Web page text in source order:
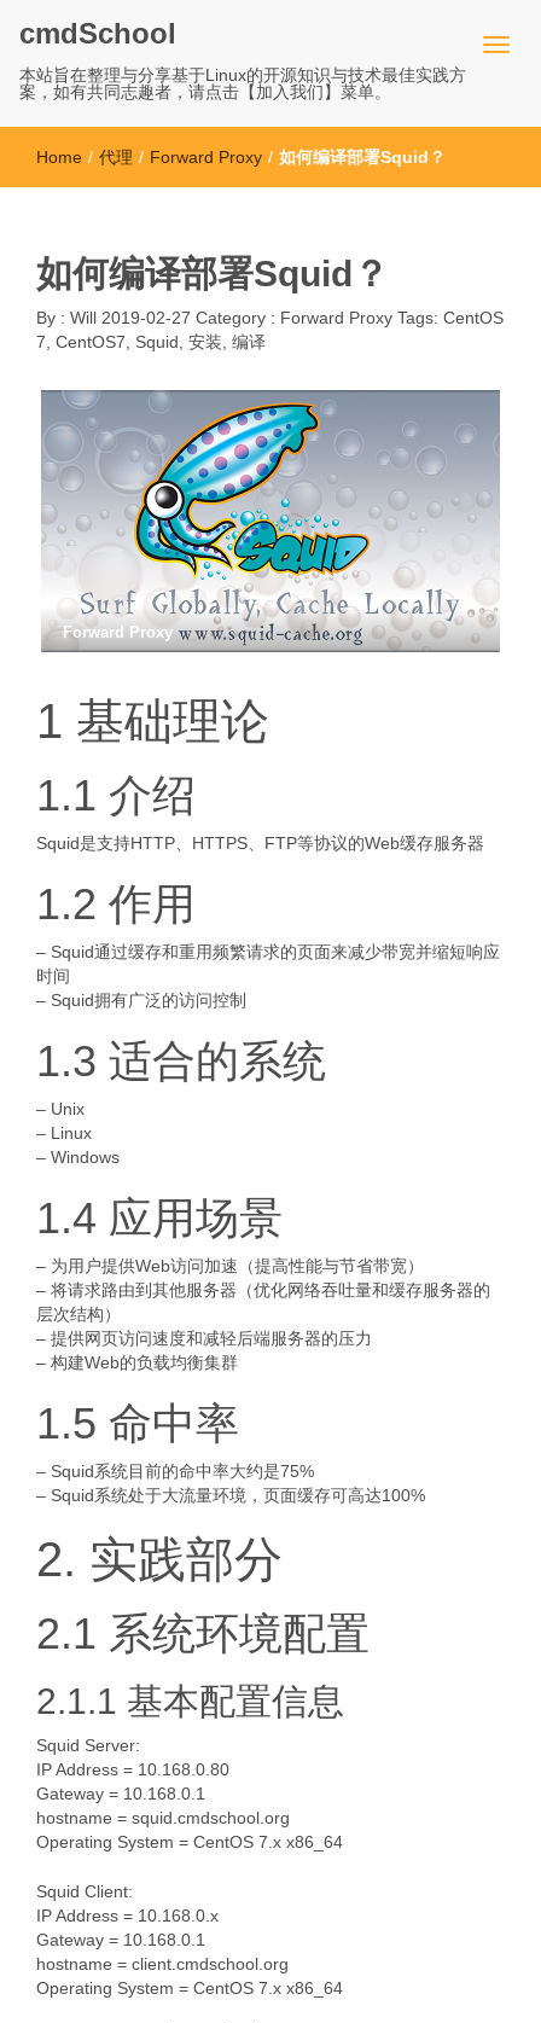
cmdSchool
本站旨在整理与分享基于Linux的开源知识与技术最佳实践方
案，如有共同志趣者，请点击【加入我们】菜单。
Home / 代理 / Forward Proxy / 如何编译部署Squid？
如何编译部署Squid？
By : Will 2019-02-27 Category : Forward Proxy Tags: CentOS
7 CentOS7 Squid 安装 编译
Forward Proxy
1 基础理论
1.1 介绍
Squid是支持HTTP、HTTPS、FTP等协议的Web缓存服务器
1.2 作用
– Squid通过缓存和重用频繁请求的页面来减少带宽并缩短响应
时间
– Squid拥有广泛的访问控制
1.3 适合的系统
– Unix
– Linux
– Windows
1.4 应用场景
– 为用户提供Web访问加速（提高性能与节省带宽）
– 将请求路由到其他服务器（优化网络吞吐量和缓存服务器的
层次结构）
– 提供网页访问速度和减轻后端服务器的压力
– 构建Web的负载均衡集群
1.5 命中率
– Squid系统目前的命中率大约是75%
– Squid系统处于大流量环境，页面缓存可高达100%
2. 实践部分
2.1 系统环境配置
2.1.1 基本配置信息
Squid Server:
IP Address = 10.168.0.80
Gateway = 10.168.0.1
hostname = squid.cmdschool.org
Operating System = CentOS 7.x x86_64
Squid Client:
IP Address = 10.168.0.x
Gateway = 10.168.0.1
hostname = client.cmdschool.org
Operating System = CentOS 7.x x86_64